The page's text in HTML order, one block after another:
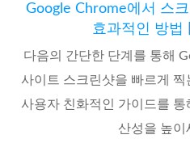
Google Chrome에서 스
효과적인 방법
다음의 간단한 단계를 통해
사이트 스크린샷을 빠르게
사용자 친화적인 가이드를
산성을 높이